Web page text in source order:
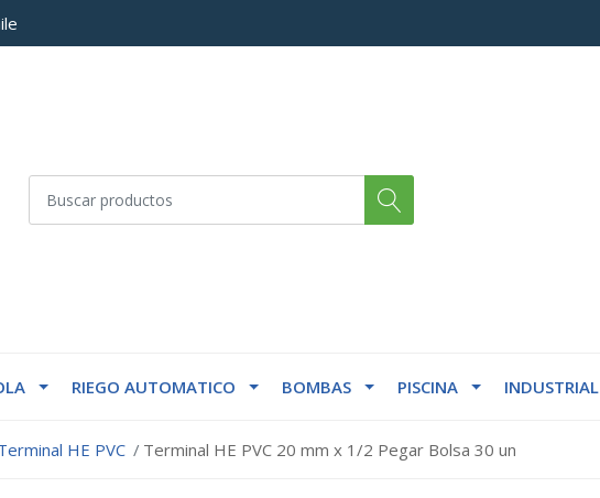
RIEGO AUTOMATICO BOMBAS PISCINA INDUSTRIAL
HE PVC Terminal HE PVC 20 mm x 1/2 Pegar Bolsa 30 un